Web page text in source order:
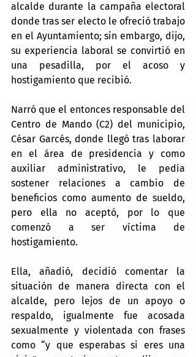
alcalde durante la campaña electoral
donde tras ser electo le ofreció trabajo
en el Ayuntamiento; sin embargo, dijo,
su experiencia laboral se convirtió en
una pesadilla, por el acoso y
hostigamiento que recibió.
Narró que el entonces responsable del
Centro de Mando (C2) del municipio,
César Garcés, donde llegó tras laborar
en el área de presidencia y como
auxiliar administrativo, le pedía
sostener relaciones a cambio de
beneficios como aumento de sueldo,
pero ella no aceptó, por lo que
comenzó a ser víctima de
hostigamiento.
Ella, añadió, decidió comentar la
situación de manera directa con el
alcalde, pero lejos de un apoyo o
respaldo, igualmente fue acosada
sexualmente y violentada con frases
como “y que esperabas si eres una